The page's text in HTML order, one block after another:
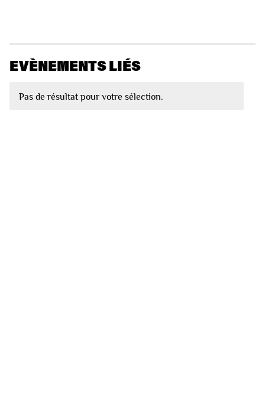
EVÈNEMENTS LIÉS
Pas de résultat pour votre sélection.